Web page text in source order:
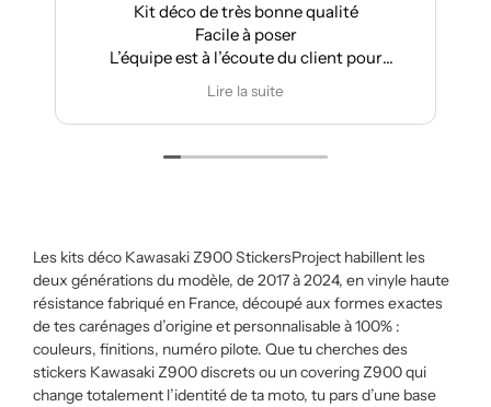
Kit déco de très bonne qualité
Facile à poser
L’équipe est à l’écoute du client pour
effectuer des modifications
Lire la suite
Les kits déco Kawasaki Z900 StickersProject habillent les
deux générations du modèle, de 2017 à 2024, en vinyle haute
résistance fabriqué en France, découpé aux formes exactes
de tes carénages d’origine et personnalisable à 100% :
couleurs, finitions, numéro pilote. Que tu cherches des
stickers Kawasaki Z900 discrets ou un covering Z900 qui
change totalement l’identité de ta moto, tu pars d’une base